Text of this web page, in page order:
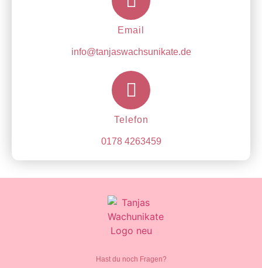
Email
info@tanjaswachsunikate.de
Telefon
0178 4263459
Hast du noch Fragen?